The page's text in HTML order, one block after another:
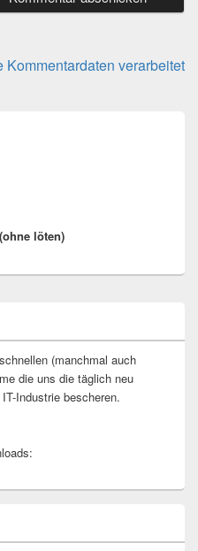
Kommentardaten verarbeitet
löten)
(manchmal auch
die uns die täglich neu
Industrie bescheren.